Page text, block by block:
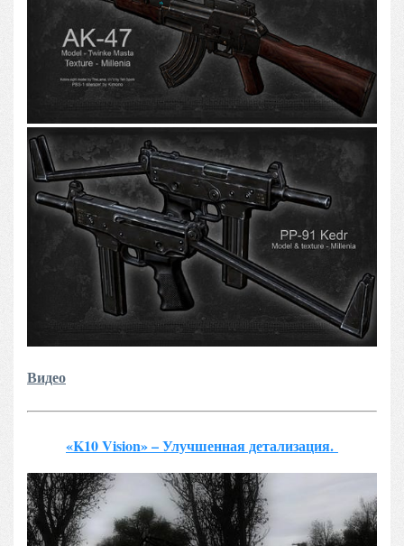
Видео
«K10 Vision» – Улучшенная детализация.